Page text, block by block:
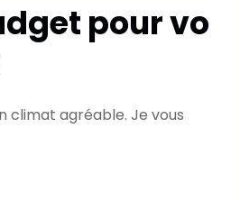
pour vo
climat agréable. Je vous